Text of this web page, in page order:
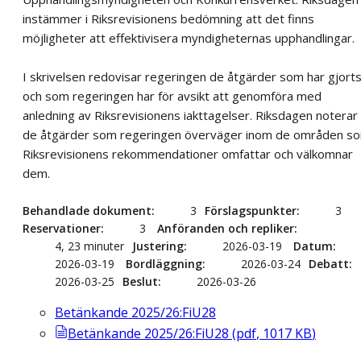
instämmer i Riksrevisionens bedömning att det finns
möjligheter att effektivisera myndigheternas upphandlingar.
I skrivelsen redovisar regeringen de åtgärder som har gjorts
och som regeringen har för avsikt att genomföra med
anledning av Riksrevisionens iakttagelser. Riksdagen noterar
de åtgärder som regeringen överväger inom de områden
Riksrevisionens rekommendationer omfattar och välkomnar
dem.
Behandlade dokument 3 Förslagspunkter
3
Reservationer
3
Anföranden och repliker
4, 23 minuter
Justering 2026-03-19
Datum
2026-03-19
Bordläggning 2026-03-24 Debatt
2026-03-25
Beslut 2026-03-26
Betänkande 2025/26:FiU28
Betänkande 2025/26:FiU28 (pdf, 1017 KB)